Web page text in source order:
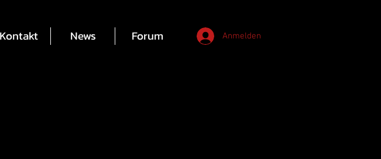
Kontakt News Forum Anmelden